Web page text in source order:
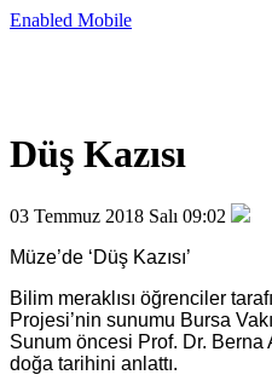
Enabled Mobile
Düş Kazısı
03 Temmuz 2018 Salı 09:02
Müze’de ‘Düş Kazısı’
Bilim meraklısı öğrenciler
Projesi’nin sunumu Bursa
Sunum öncesi Prof. Dr. Berna
doğa tarihini anlattı.